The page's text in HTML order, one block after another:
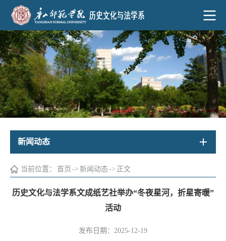
新闻动态
当前位置： 首页 -> 新闻动态-> 正文
历史文化与法学系文成纸艺社举办“冬夜星河，折星寄暖”
活动
发布日期：2025-12-19